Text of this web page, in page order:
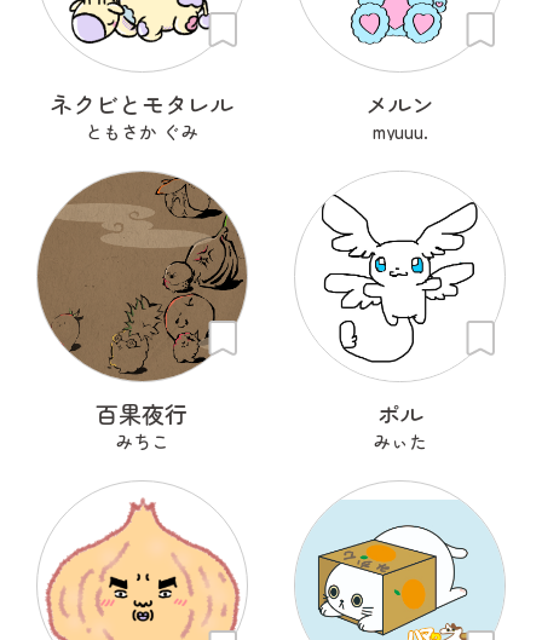
ネクビとモタレル
ともさか ぐみ
メルン
myuuu.
百果夜行
みちこ
ポル
みぃた